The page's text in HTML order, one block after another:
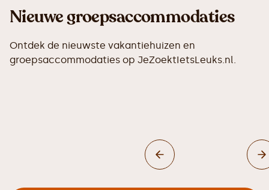
Nieuwe groepsaccommodaties
Ontdek de nieuwste vakantiehuizen en
groepsaccommodaties op JeZoektIetsLeuks.nl.